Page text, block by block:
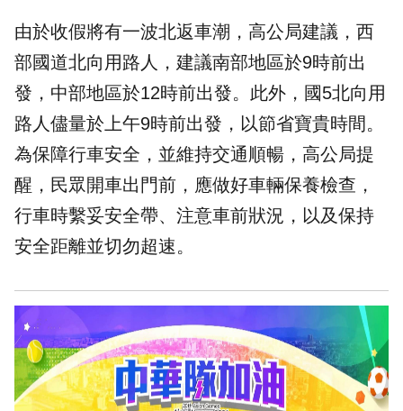
由於收假將有一波北返車潮，高公局建議，西
部國道北向用路人，建議南部地區於9時前出
發，中部地區於12時前出發。此外，國5北向用
路人儘量於上午9時前出發，以節省寶貴時間。
為保障行車安全，並維持交通順暢，高公局提
醒，民眾開車出門前，應做好車輛保養檢查，
行車時繫妥安全帶、注意車前狀況，以及保持
安全距離並切勿超速。